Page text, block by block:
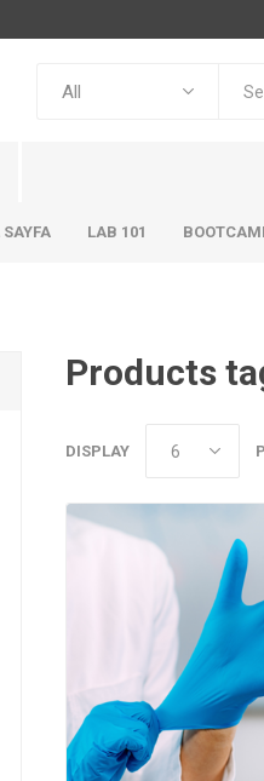
LAB 101
Products
DISPLAY